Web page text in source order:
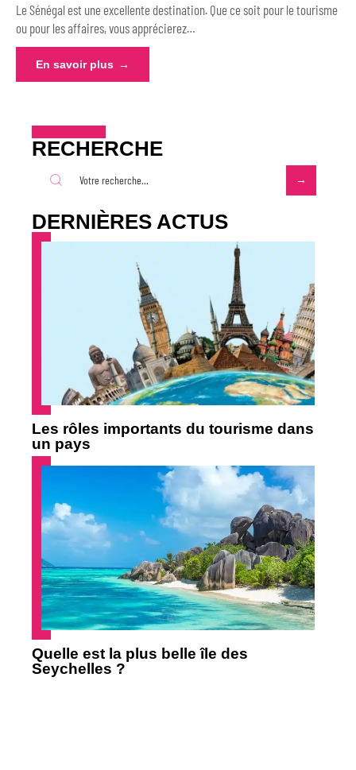
Le Sénégal est une excellente destination. Que ce soit pour le tourisme
ou pour les affaires, vous apprécierez…
En savoir plus
RECHERCHE
DERNIÈRES ACTUS
Les rôles importants du tourisme dans
un pays
Quelle est la plus belle île des
Seychelles ?